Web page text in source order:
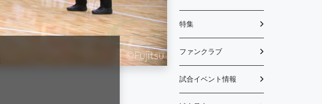
特集
ファンクラブ
試合イベント情報